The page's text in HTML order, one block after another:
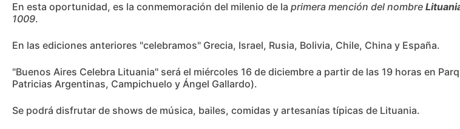
En esta oportunidad, es la conmemoración del milenio de la primera mención del nombre
1009.
En las ediciones anteriores "celebramos" Grecia, Israel, Rusia, Bolivia, Chile, China y España.
"Buenos Aires Celebra Lituania" será el miércoles 16 de diciembre a partir de las 19 horas en
Patricias Argentinas, Campichuelo y Ángel Gallardo).
Se podrá disfrutar de shows de música, bailes, comidas y artesanías típicas de Lituania.